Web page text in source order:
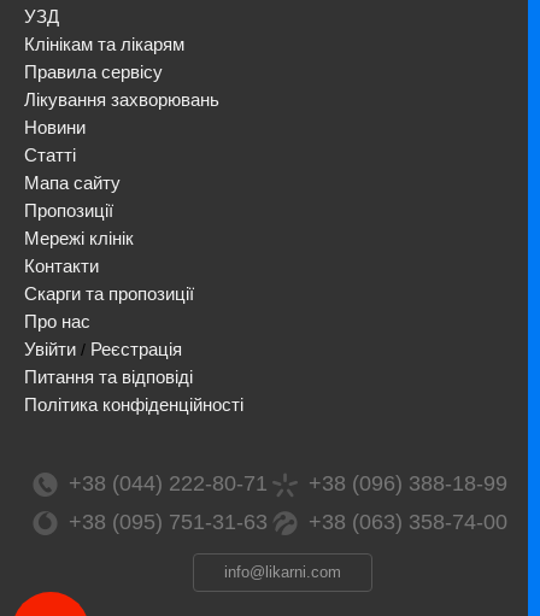
УЗД
Клінікам та лікарям
Правила сервісу
Лікування захворювань
Новини
Статті
Мапа сайту
Пропозиції
Мережі клінік
Контакти
Скарги та пропозиції
Про нас
Увійти / Реєстрація
Питання та відповіді
Політика конфіденційності
+38 (044) 222-80-71
+38 (096) 388-18-99
+38 (095) 751-31-63
+38 (063) 358-74-00
info@likarni.com